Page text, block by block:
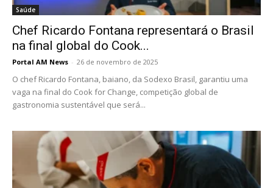
Saúde
Chef Ricardo Fontana representará o Brasil
na final global do Cook...
Portal AM News - 26 de novembro de 2025
O chef Ricardo Fontana, baiano, da Sodexo Brasil, garantiu uma
vaga na final do Cook for Change, competição global de
gastronomia sustentável que será...